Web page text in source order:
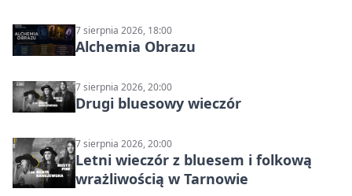
7 sierpnia 2026, 18:00
Alchemia Obrazu
7 sierpnia 2026, 20:00
Drugi bluesowy wieczór
7 sierpnia 2026, 20:00
Letni wieczór z bluesem i folkową
wrażliwością w Tarnowie